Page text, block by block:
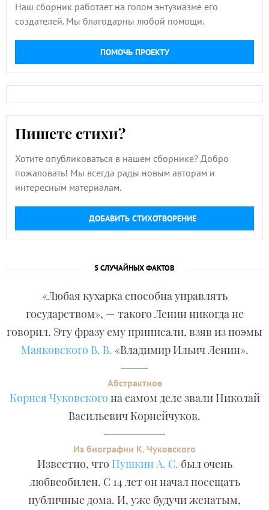
Наш сборник работает на голом энтузиазме его
создателей. Мы благодарны любой помощи.
ПОМОЧЬ ПРОЕКТУ
Пишете стихи?
Хотите опубликоваться в нашем сборнике? Добро
пожаловать! Мы всегда рады новым авторам и
интересным материалам.
ДОБАВИТЬ СТИХОТВОРЕНИЕ
5 СЛУЧАЙНЫХ ФАКТОВ
«Любая кухарка способна управлять
государством», — такого Ленин никогда не
говорил. Эту фразу ему приписали, взяв из поэмы
Маяковского В. В. «Владимир Ильич Ленин».
Абстрактное
Корнея Чуковского на самом деле звали Николай
Васильевич Корнейчуков.
Из биографии К. Чуковского
Известно, что Пушкин А. С. был очень
любвеобилен. С 14 лет он начал посещать
публичные дома. И, уже будучи женатым,